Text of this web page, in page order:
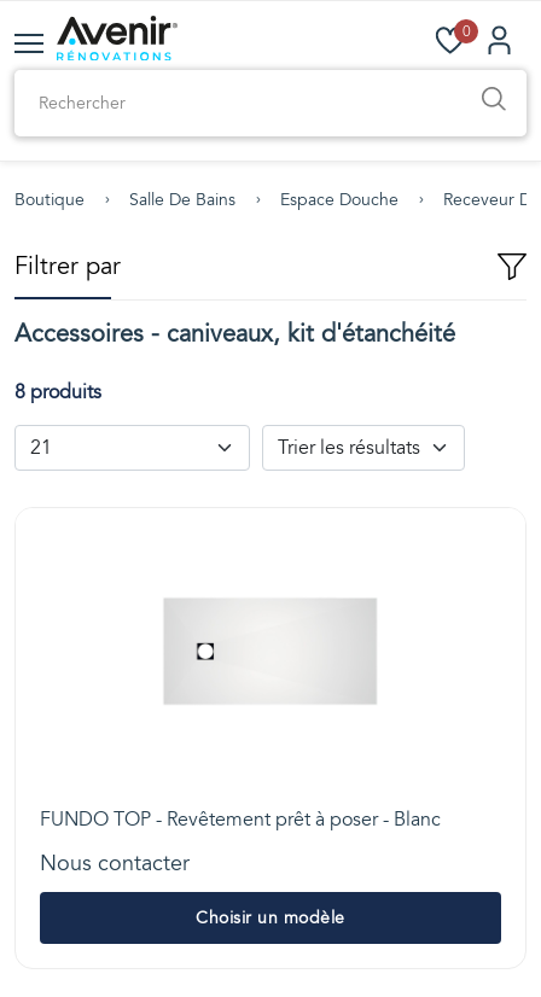
0
Boutique Salle De Bains Espace Douche Receveur
Filtrer par
Accessoires - caniveaux, kit d'étanchéité
8 produits
FUNDO TOP - Revêtement prêt à poser - Blanc
Nous contacter
Choisir un modèle